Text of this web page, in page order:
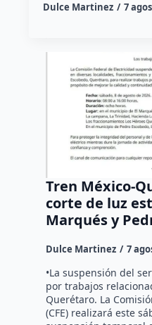
Dulce Martinez 7
Tren México-
corte de luz
Marqués y
Dulce Martinez 7
•La suspensión del
por trabajos
Querétaro. La
(CFE) realizará este